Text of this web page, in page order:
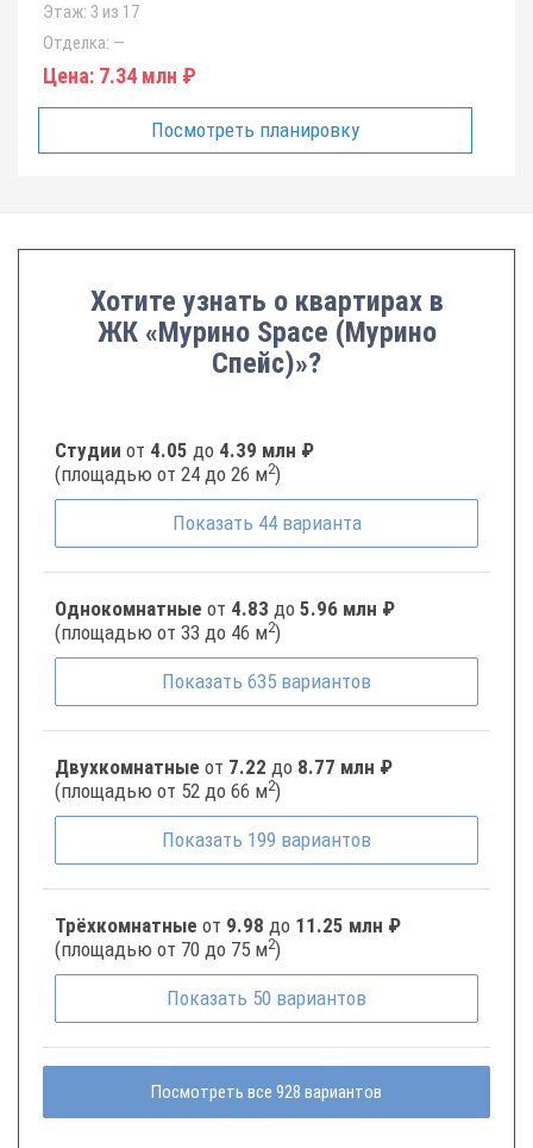
Этаж: 3 из 17
Отделка: —
Цена: 7.34 млн ₽
Посмотреть планировку
Хотите узнать о квартирах в
ЖК «Мурино Space (Мурино
Спейс)»?
Студии от 4.05 до 4.39 млн ₽
(площадью от 24 до 26 м2)
Показать 44 варианта
Однокомнатные от 4.83 до 5.96 млн ₽
(площадью от 33 до 46 м2)
Показать 635 вариантов
Двухкомнатные от 7.22 до 8.77 млн ₽
(площадью от 52 до 66 м2)
Показать 199 вариантов
Трёхкомнатные от 9.98 до 11.25 млн ₽
(площадью от 70 до 75 м2)
Показать 50 вариантов
Посмотреть все 928 вариантов